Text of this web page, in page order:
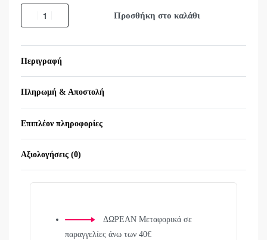
Προσθήκη στο καλάθι
Περιγραφή
Πληρωμή & Αποστολή
Επιπλέον πληροφορίες
Αξιολογήσεις (0)
ΔΩΡΕΑΝ Μεταφορικά σε
παραγγελίες άνω των 40€